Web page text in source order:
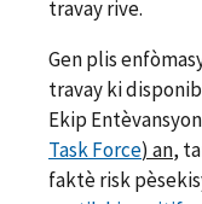
travay rive.
Gen plis
travay ki
Ekip
Task Force) an,
faktè risk